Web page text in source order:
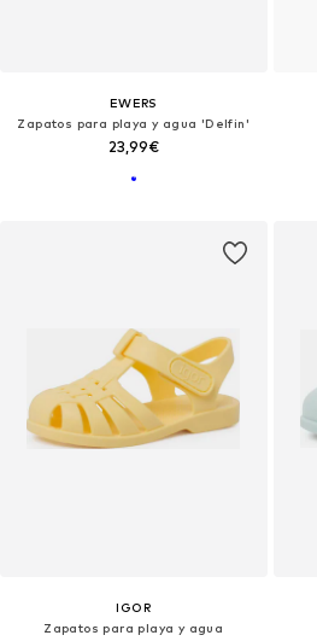
EWERS
Zapatos para playa y agua 'Delfin'
23,99€
IGOR
Zapatos para playa y agua